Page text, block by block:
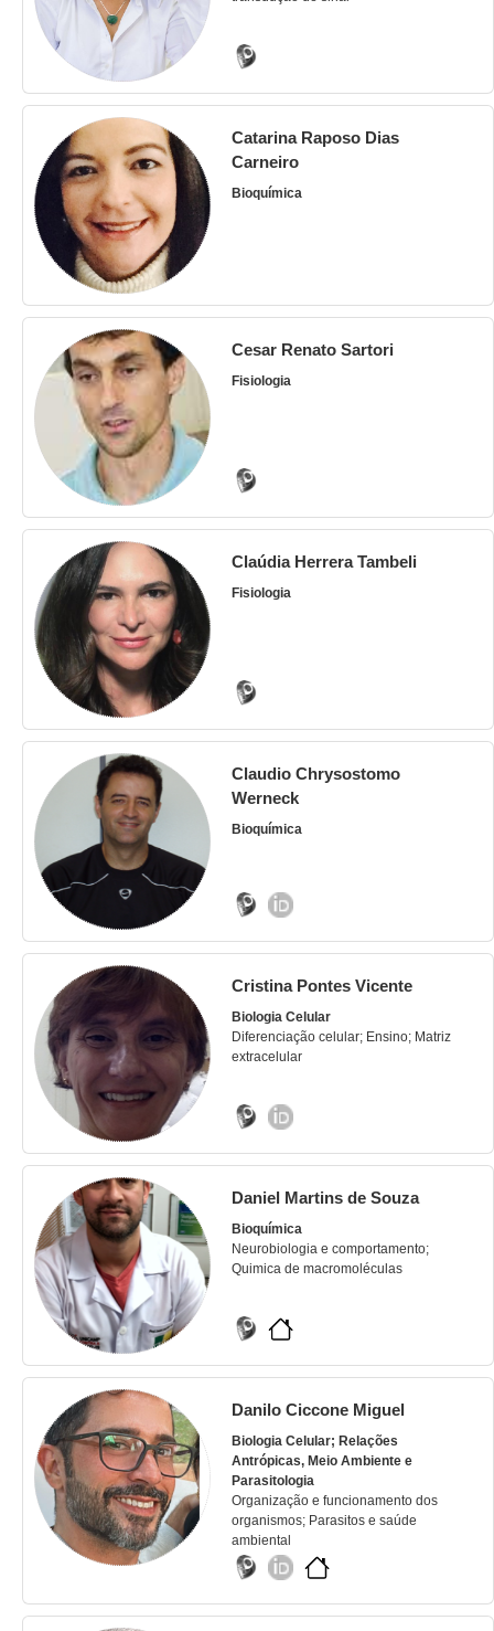
Catarina Raposo Dias
Carneiro
Bioquímica
Cesar Renato Sartori
Fisiologia
Claúdia Herrera Tambeli
Fisiologia
Claudio Chrysostomo
Werneck
Bioquímica
Cristina Pontes Vicente
Biologia Celular
Diferenciação celular; Ensino; Matriz
extracelular
Daniel Martins de Souza
Bioquímica
Neurobiologia e comportamento;
Quimica de macromoléculas
Danilo Ciccone Miguel
Biologia Celular; Relações
Antrópicas, Meio Ambiente e
Parasitologia
Organização e funcionamento dos
organismos; Parasitos e saúde
ambiental